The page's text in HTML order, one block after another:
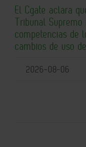
El Cgate aclara
Tribunal
competencias de
cambios de uso
2026-08-06